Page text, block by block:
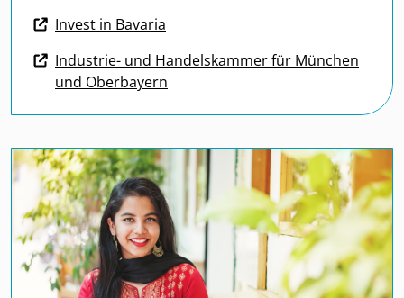
Invest in Bavaria
Industrie- und Handelskammer für München
und Oberbayern